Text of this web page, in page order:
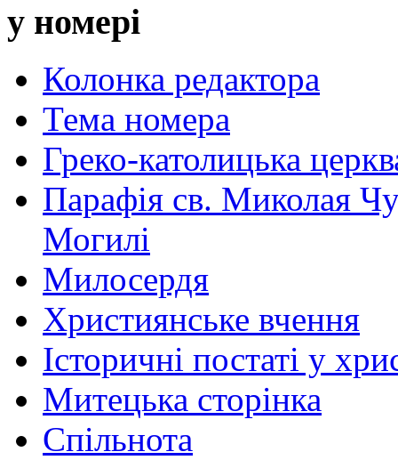
у номері
Колонка редактора
Тема номера
Греко-католицька
Парафія св. Миколая
Могилі
Милосердя
Християнське вчення
Історичні постаті у
Митецька сторінка
Спільнота